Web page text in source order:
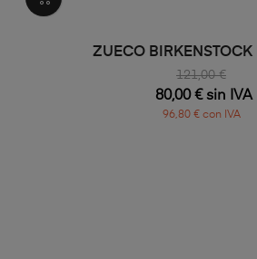
ZUECO BIRKENSTOCK
121,00 €
80,00 € sin IVA
96,80 € con IVA